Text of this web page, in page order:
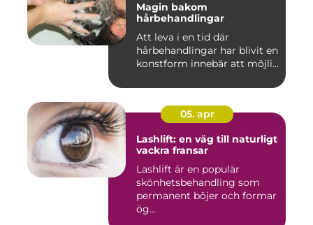
Magin bakom
hårbehandlingar
Att leva i en tid där
hårbehandlingar har blivit en
konstform innebär att möjli...
05. apr
Lashlift: en väg till naturligt
vackra fransar
Lashlift är en populär
skönhetsbehandling som
permanent böjer och formar
ög...